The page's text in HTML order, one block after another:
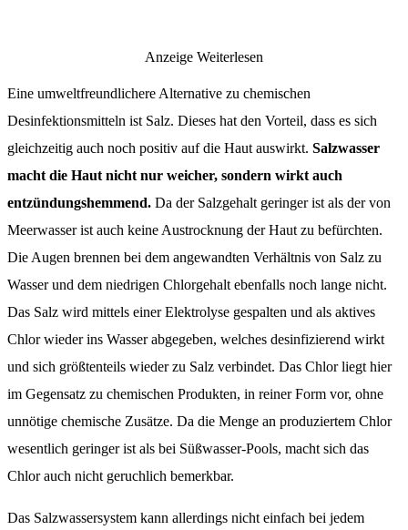
Anzeige Weiterlesen
Eine umweltfreundlichere Alternative zu chemischen
Desinfektionsmitteln ist Salz. Dieses hat den Vorteil, dass es sich
gleichzeitig auch noch positiv auf die Haut auswirkt. Salzwasser
macht die Haut nicht nur weicher, sondern wirkt auch
entzündungshemmend. Da der Salzgehalt geringer ist als der von
Meerwasser ist auch keine Austrocknung der Haut zu befürchten.
Die Augen brennen bei dem angewandten Verhältnis von Salz zu
Wasser und dem niedrigen Chlorgehalt ebenfalls noch lange nicht.
Das Salz wird mittels einer Elektrolyse gespalten und als aktives
Chlor wieder ins Wasser abgegeben, welches desinfizierend wirkt
und sich größtenteils wieder zu Salz verbindet. Das Chlor liegt hier
im Gegensatz zu chemischen Produkten, in reiner Form vor, ohne
unnötige chemische Zusätze. Da die Menge an produziertem Chlor
wesentlich geringer ist als bei Süßwasser-Pools, macht sich das
Chlor auch nicht geruchlich bemerkbar.
Das Salzwassersystem kann allerdings nicht einfach bei jedem